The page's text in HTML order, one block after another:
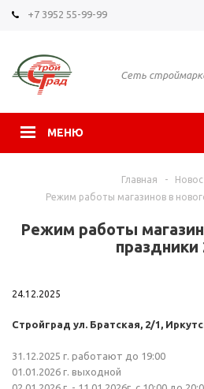
+7 3952 55-99-99
Сеть
МЕНЮ
Главная -
Режим работы магазинов в
Режим работы
праздники
24.12.2025
Стройград ул. ​Братская, 2/1,
31.12.2025 г. работают до 19:00
01.01.2026 г. выходной